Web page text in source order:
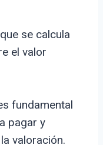
se calcula
el valor
fundamental
pagar y
valoración.